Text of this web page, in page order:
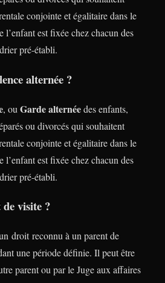
conjointe et égalitaire dans le
l’enfant est fixée chez chacun des
pré-établi.
alternée ?
, ou Garde alternéedes enfants,
ou divorcés qui souhaitent
conjointe et égalitaire dans le
l’enfant est fixée chez chacun des
pré-établi.
visite ?
droit reconnu à un parent de
une période définie. Il peut être
parent ou par le Juge aux affaires